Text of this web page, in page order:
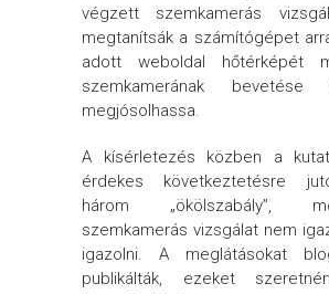
végzett szemkamerás
megtanítsák a számítógépet
adott weboldal hőtérképét
szemkamerának
megjósolhassa.
A kísérletezés közben a
érdekes következtetésre
három „ökölszabály”,
szemkamerás vizsgálat nem
igazolni. A meglátásokat
publikálták, ezeket